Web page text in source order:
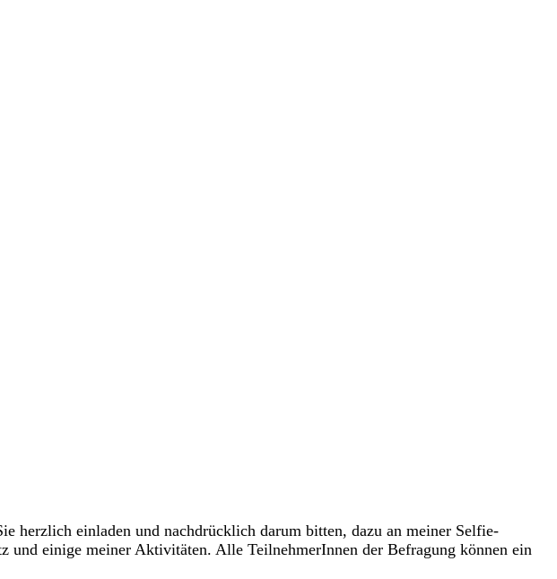
herzlich einladen und nachdrücklich darum bitten, dazu an meiner Selfie-
einige meiner Aktivitäten. Alle TeilnehmerInnen der Befragung können ein